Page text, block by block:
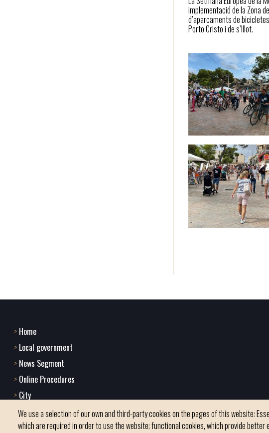
implementació de la Zona
d’aparcaments de
Porto Cristo i de s’Illot.
Footer
menu
1
-
Home
Home
Local government
News Segment
Online Procedures
City
We use a selection of our own and third-party cookies on the pages of this website:
which are required in order to use the website; functional cookies, which provide better